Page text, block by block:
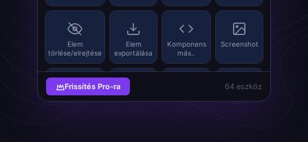
Elem
törlése/elrejtése
Elem
exportálása
Komponens
más..
Screenshot
Képek
SVG
Képcserélő
QR-kód
Frissítés Pro-ra 64 eszköz